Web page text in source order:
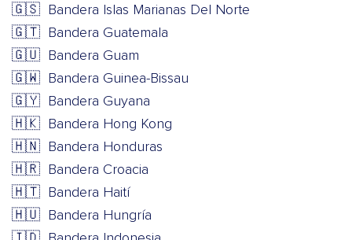
🇬🇸 Bandera Islas Marianas Del Norte
🇬🇹 Bandera Guatemala
🇬🇺 Bandera Guam
🇬🇼 Bandera Guinea-Bissau
🇬🇾 Bandera Guyana
🇭🇰 Bandera Hong Kong
🇭🇳 Bandera Honduras
🇭🇷 Bandera Croacia
🇭🇹 Bandera Haití
🇭🇺 Bandera Hungría